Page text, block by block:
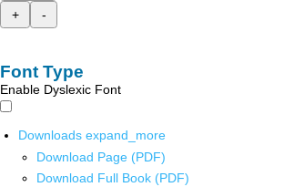
+
-
Font Type
Enable Dyslexic Font
Downloads expand_more
Download Page (PDF)
Download Full Book (PDF)